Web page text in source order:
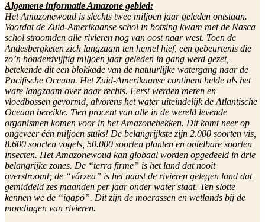
Algemene informatie Amazone gebied:
Het Amazonewoud is slechts twee miljoen jaar geleden ontstaan.
Voordat de Zuid-Amerikaanse schol in botsing kwam met de Nasca
schol stroomden alle rivieren nog van oost naar west. Toen de
Andesbergketen zich langzaam ten hemel hief, een gebeurtenis die
zo’n honderdvijftig miljoen jaar geleden in gang werd gezet,
betekende dit een blokkade van de natuurlijke watergang naar de
Pacifische Oceaan. Het Zuid-Amerikaanse continent helde als het
ware langzaam over naar rechts. Eerst werden meren en
vloedbossen gevormd, alvorens het water uiteindelijk de Atlantische
Oceaan bereikte. Tien procent van alle in de wereld levende
organismen komen voor in het Amazonebekken. Dit komt neer op
ongeveer één miljoen stuks! De belangrijkste zijn 2.000 soorten vis,
8.600 soorten vogels, 50.000 soorten planten en ontelbare soorten
insecten. Het Amazonewoud kan globaal worden opgedeeld in drie
belangrijke zones. De “terra firme” is het land dat nooit
overstroomt; de “várzea” is het naast de rivieren gelegen land dat
gemiddeld zes maanden per jaar onder water staat. Ten slotte
kennen we de “igapó”. Dit zijn de moerassen en wetlands bij de
mondingen van rivieren.